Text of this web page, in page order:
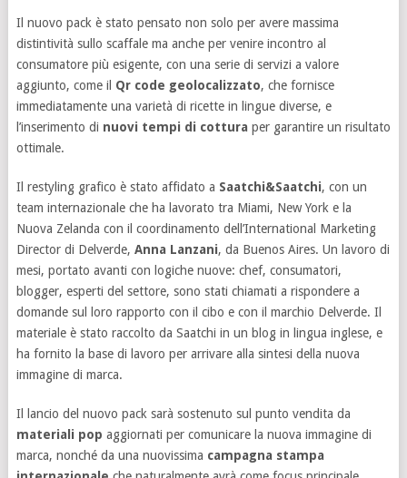
Il nuovo pack è stato pensato non solo per avere massima
distintività sullo scaffale ma anche per venire incontro al
consumatore più esigente, con una serie di servizi a valore
aggiunto, come il Qr code geolocalizzato, che fornisce
immediatamente una varietà di ricette in lingue diverse, e
l’inserimento di nuovi tempi di cottura per garantire un risultato
ottimale.
Il restyling grafico è stato affidato a Saatchi&Saatchi, con un
team internazionale che ha lavorato tra Miami, New York e la
Nuova Zelanda con il coordinamento dell’International Marketing
Director di Delverde, Anna Lanzani, da Buenos Aires. Un lavoro di
mesi, portato avanti con logiche nuove: chef, consumatori,
blogger, esperti del settore, sono stati chiamati a rispondere a
domande sul loro rapporto con il cibo e con il marchio Delverde. Il
materiale è stato raccolto da Saatchi in un blog in lingua inglese, e
ha fornito la base di lavoro per arrivare alla sintesi della nuova
immagine di marca.
Il lancio del nuovo pack sarà sostenuto sul punto vendita da
materiali pop aggiornati per comunicare la nuova immagine di
marca, nonché da una nuovissima campagna stampa